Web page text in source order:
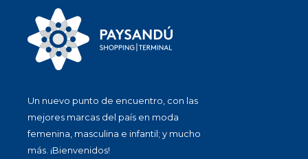
Un nuevo punto de encuentro, con las
mejores marcas del país en moda
femenina, masculina e infantil; y mucho
más. ¡Bienvenidos!